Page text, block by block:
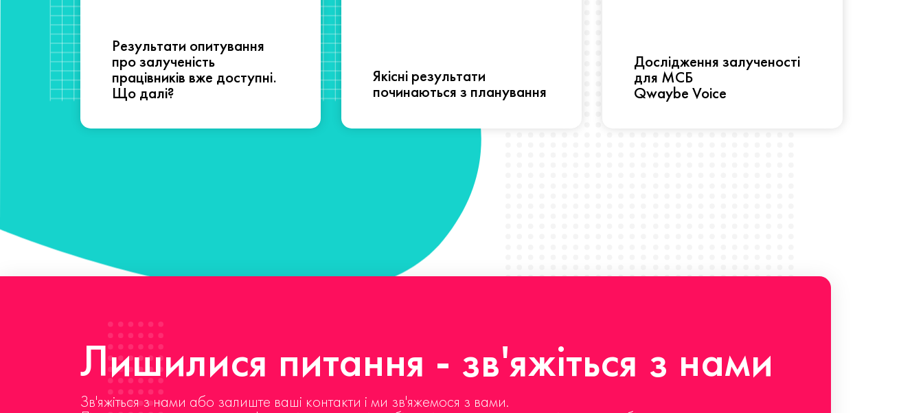
Результати опитування
про залученість
працівників вже доступні.
Що далі?
Якісні результати
починаються з планування
Дослідження залученості
для МСБ
Qwaybe Voice
Лишилися питання - зв'яжіться з нами
Зв'яжіться з нами або залиште ваші контакти і ми зв'яжемося з вами.